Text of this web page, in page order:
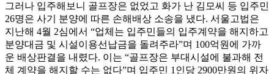
그러나 입주해보니 골프장은 없었고 화가 난 김모씨 등 입주민
26명은 사기 분양에 따른 손해배상 소송을 냈다. 서울고법은
지난해 4월 2심에서 “업체는 입주민들의 입주계약을 해지하고
분양대금 및 시설이용선납금을 돌려주라”며 100억원에 가까
운 배상판결을 내렸다. 이는 “골프장은 부대시설에 불과해 전
체 계약을 해지할 수는 없다”며 입주민 1인당 2900만원의 위자